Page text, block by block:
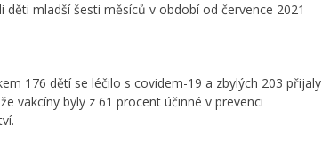
mladší šesti měsíců v období od července 2021
176 dětí se léčilo s covidem-19 a zbylých 203 přijaly
vakcíny byly z 61 procent účinné v prevenci